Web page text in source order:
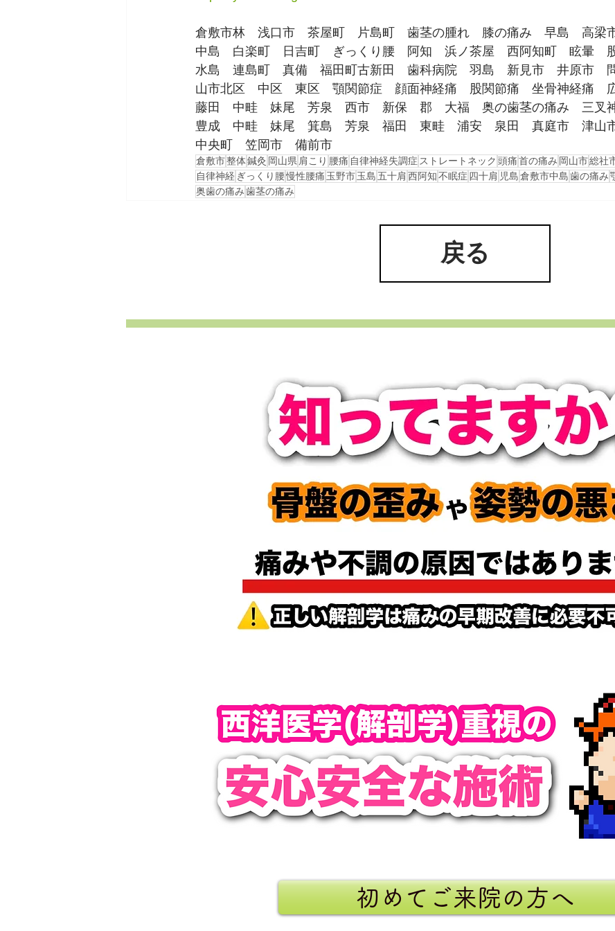
倉敷市林　浅口市　茶屋町　片島町　歯茎の腫れ　膝の痛み　早島　高梁
中島　白楽町　日吉町　ぎっくり腰　阿知　浜ノ茶屋　西阿知町　眩暈
水島　連島町　真備　福田町古新田　歯科病院　羽島　新見市　井原市　
山市北区　中区　東区　顎関節症　顔面神経痛　股関節痛　坐骨神経痛　
藤田　中畦　妹尾　芳泉　西市　新保　郡　大福　奥の歯茎の痛み　三
豊成　中畦　妹尾　箕島　芳泉　福田　東畦　浦安　泉田　真庭市　津山
中央町　笠岡市　備前市
倉敷市整体鍼灸 岡山県 肩こり 腰痛 自律神経失調症 ストレートネック 頭痛首の痛み 岡山市総社
自律神経 ぎっくり腰慢性腰痛 玉野市玉島 五十肩西阿知不眠症 四十肩 児島倉敷市中島歯の痛み
奥歯の痛み歯茎の痛み
戻る
初めてご来院の方へ